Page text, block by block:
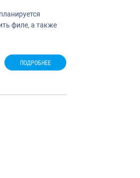
филе, а также
ПОДРОБНЕЕ